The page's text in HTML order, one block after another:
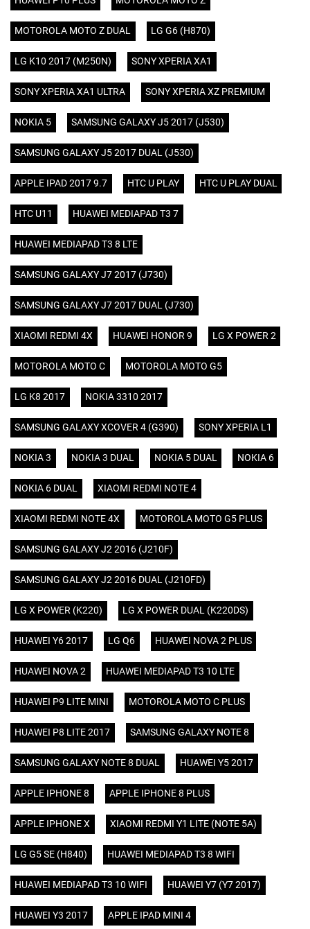
MOTOROLA MOTO Z DUAL LG G6 (H870)
LG K10 2017 (M250N) SONY XPERIA XA1
SONY XPERIA XA1 ULTRA SONY XPERIA XZ PREMIUM
NOKIA 5 SAMSUNG GALAXY J5 2017 (J530)
SAMSUNG GALAXY J5 2017 DUAL (J530)
APPLE IPAD 2017 9.7 HTC U PLAY HTC U PLAY DUAL
HTC U11 HUAWEI MEDIAPAD T3 7
HUAWEI MEDIAPAD T3 8 LTE
SAMSUNG GALAXY J7 2017 (J730)
SAMSUNG GALAXY J7 2017 DUAL (J730)
XIAOMI REDMI 4X HUAWEI HONOR 9 LG X POWER 2
MOTOROLA MOTO C MOTOROLA MOTO G5
LG K8 2017 NOKIA 3310 2017
SAMSUNG GALAXY XCOVER 4 (G390) SONY XPERIA L1
NOKIA 3 NOKIA 3 DUAL NOKIA 5 DUAL NOKIA 6
NOKIA 6 DUAL XIAOMI REDMI NOTE 4
XIAOMI REDMI NOTE 4X MOTOROLA MOTO G5 PLUS
SAMSUNG GALAXY J2 2016 (J210F)
SAMSUNG GALAXY J2 2016 DUAL (J210FD)
LG X POWER (K220) LG X POWER DUAL (K220DS)
HUAWEI Y6 2017 LG Q6 HUAWEI NOVA 2 PLUS
HUAWEI NOVA 2 HUAWEI MEDIAPAD T3 10 LTE
HUAWEI P9 LITE MINI MOTOROLA MOTO C PLUS
HUAWEI P8 LITE 2017 SAMSUNG GALAXY NOTE 8
SAMSUNG GALAXY NOTE 8 DUAL HUAWEI Y5 2017
APPLE IPHONE 8 APPLE IPHONE 8 PLUS
APPLE IPHONE X XIAOMI REDMI Y1 LITE (NOTE 5A)
LG G5 SE (H840) HUAWEI MEDIAPAD T3 8 WIFI
HUAWEI MEDIAPAD T3 10 WIFI HUAWEI Y7 (Y7 2017)
HUAWEI Y3 2017 APPLE IPAD MINI 4